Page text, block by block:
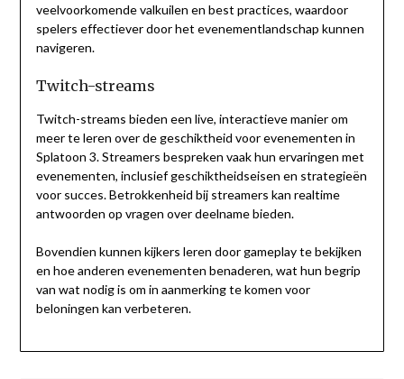
veelvoorkomende valkuilen en best practices, waardoor
spelers effectiever door het evenementlandschap kunnen
navigeren.
Twitch-streams
Twitch-streams bieden een live, interactieve manier om
meer te leren over de geschiktheid voor evenementen in
Splatoon 3. Streamers bespreken vaak hun ervaringen met
evenementen, inclusief geschiktheidseisen en strategieën
voor succes. Betrokkenheid bij streamers kan realtime
antwoorden op vragen over deelname bieden.
Bovendien kunnen kijkers leren door gameplay te bekijken
en hoe anderen evenementen benaderen, wat hun begrip
van wat nodig is om in aanmerking te komen voor
beloningen kan verbeteren.